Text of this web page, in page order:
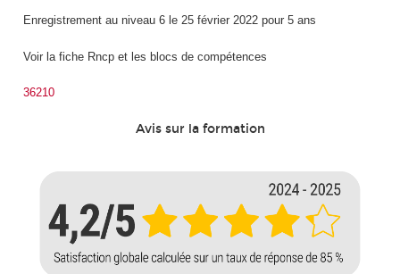
Enregistrement au niveau 6 le 25 février 2022 pour 5 ans
Voir la fiche Rncp et les blocs de compétences
36210
Avis sur la formation